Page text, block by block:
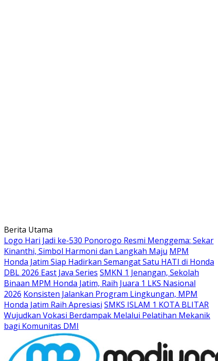
Langsung
ke
konten
Berita Utama
Logo Hari Jadi ke-530 Ponorogo Resmi Menggema: Sekar
Kinanthi, Simbol Harmoni dan Langkah Maju MPM
Honda Jatim Siap Hadirkan Semangat Satu HATI di Honda
DBL 2026 East Java Series SMKN 1 Jenangan, Sekolah
Binaan MPM Honda Jatim, Raih Juara 1 LKS Nasional
2026 Konsisten Jalankan Program Lingkungan, MPM
Honda Jatim Raih Apresiasi SMKS ISLAM 1 KOTA BLITAR
Wujudkan Vokasi Berdampak Melalui Pelatihan Mekanik
bagi Komunitas DMI